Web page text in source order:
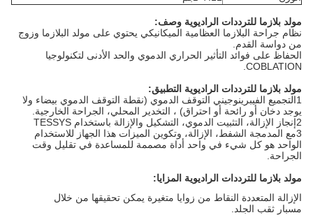
مولد بلازما للترددات الراديوية وصف:
نظام جراحة البلازما العظامية الميكانيكي يحتوي على مولد البلازما وزوج
من دواسة القدم.
الحفاظ على فوائد التأثير الحراري الدموي والحد الأدنى لتكنولوجيا
COBLATION.
مولد بلازما للترددات الراديوية التطبيق:
1التجميع الفيبرينوجيني التوقف الدموي (نقطة التوقف الدموي بيضاء ولا
يوجد دخان أو رائحة أو احتراق) ، التخدير المحلي، الجراحة الخارجية.
3مع المدمجة الشفط، الإزالة، وتكوين الميزات هذا الجهاز للاستخدام
الواحد هو كل شيء في واحد أداة مصممة للمساعدة في تقليل وقت
الجراحة.
مولد بلازما للترددات الراديوية المزايا:
الإزالة المتعددة النقاط من زوايا متغيرة يمكن تحقيقها من خلال
مسبار ثقب الجلد.